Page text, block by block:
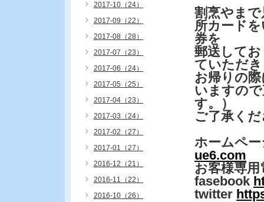
割烹やま
所カード
券を
郵送して
ていただ
お帰りの
いますの
す。）
ご了承く
ホームペ
ue6.com
お客様専用
fasebook
twitter
2017-10（24）
2017-09（22）
2017-08（28）
2017-07（23）
2017-06（24）
2017-05（25）
2017-04（23）
2017-03（24）
2017-02（27）
2017-01（27）
2016-12（21）
2016-11（22）
2016-10（26）